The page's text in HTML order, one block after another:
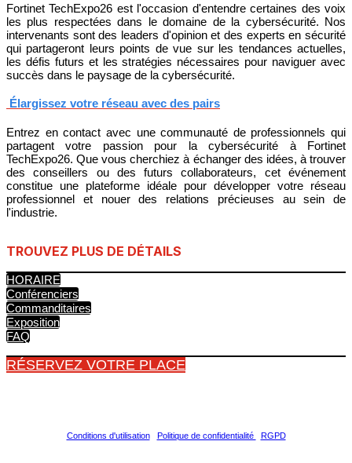
Fortinet TechExpo26 est l'occasion d'entendre certaines des voix
les plus respectées dans le domaine de la cybersécurité. Nos
intervenants sont des leaders d'opinion et des experts en sécurité
qui partageront leurs points de vue sur les tendances actuelles,
les défis futurs et les stratégies nécessaires pour naviguer avec
succès dans le paysage de la cybersécurité.
Élargissez votre réseau avec des pairs
Entrez en contact avec une communauté de professionnels qui
partagent votre passion pour la cybersécurité à Fortinet
TechExpo26. Que vous cherchiez à échanger des idées, à trouver
des conseillers ou des futurs collaborateurs, cet événement
constitue une plateforme idéale pour développer votre réseau
professionnel et nouer des relations précieuses au sein de
l'industrie.
TROUVEZ PLUS DE DÉTAILS
HORAIRE
Conférenciers
Commanditaires
Exposition
FAQ
RÉSERVEZ VOTRE PLACE
Conditions d'utilisation| Politique de confidentialité RGPD